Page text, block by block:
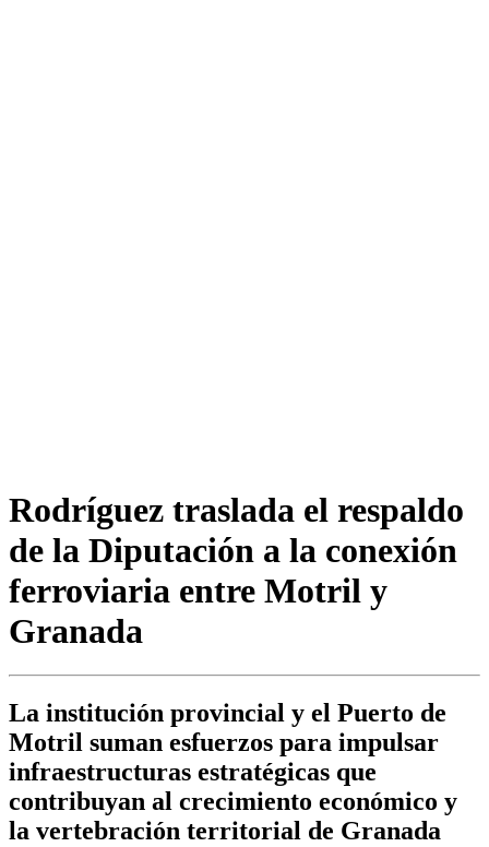
Rodríguez traslada el respaldo
de la Diputación a la conexión
ferroviaria entre Motril y
Granada
La institución provincial y el Puerto de
Motril suman esfuerzos para impulsar
infraestructuras estratégicas que
contribuyan al crecimiento económico y
la vertebración territorial de Granada